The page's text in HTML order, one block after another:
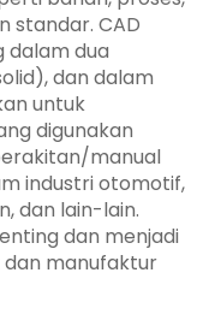
standar. CAD
dalam dua
dan dalam
untuk
digunakan
manual
industri otomotif,
dan lain-lain.
dan menjadi
dan manufaktur